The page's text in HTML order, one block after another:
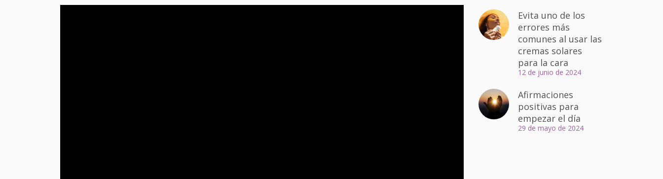
Evita uno de los
errores más
comunes al usar las
cremas solares
para la cara
12 de junio de 2024
Afirmaciones
positivas para
empezar el día
29 de mayo de 2024